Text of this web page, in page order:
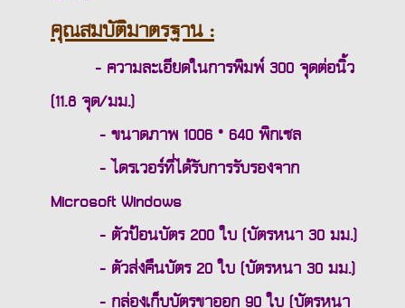
คุณสมบัติมาตรฐาน :
- ความละเอียดในการพิมพ์ 300 จุดต่อนิ้ว
(11.8 จุด/มม.)
- ขนาดภาพ 1006 * 640 พิกเซล
- ไดรเวอร์ที่ได้รับการรับรองจาก
Microsoft Windows
- ตัวป้อนบัตร 200 ใบ (บัตรหนา 30 มม.)
- ตัวส่งคืนบัตร 20 ใบ (บัตรหนา 30 มม.)